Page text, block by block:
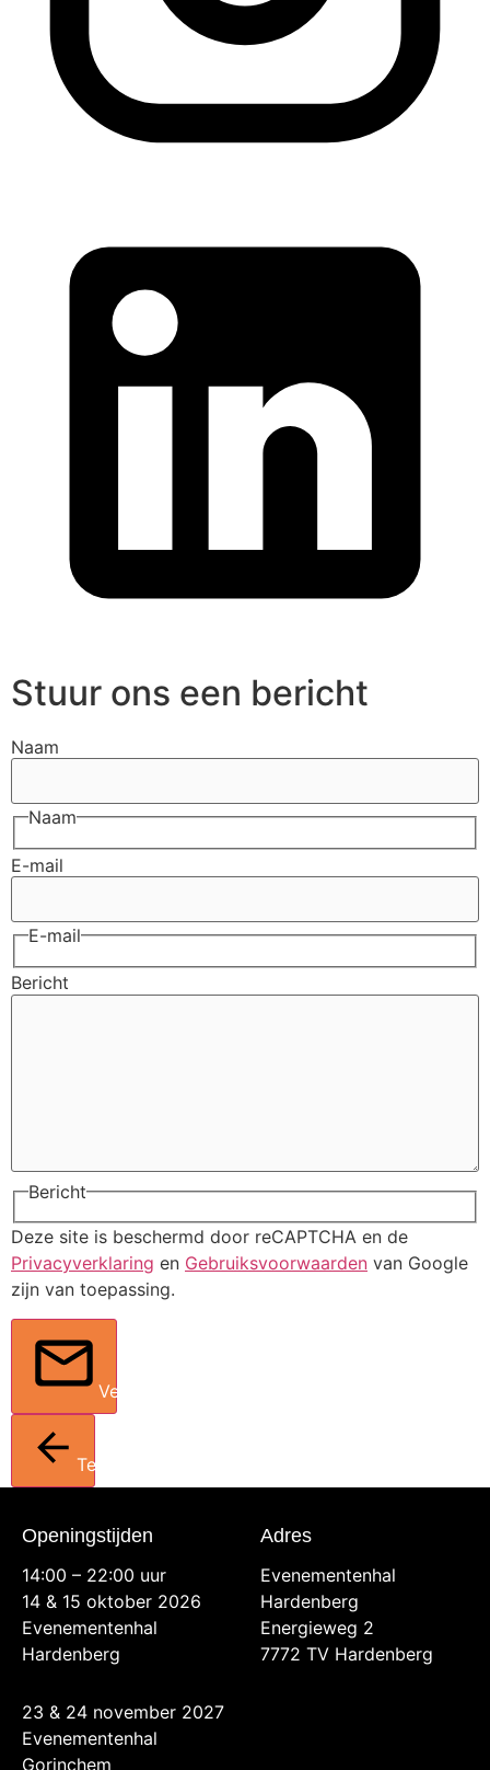
Stuur ons een bericht
Naam
Naam
E-mail
E-mail
Bericht
Bericht
Deze site is beschermd door reCAPTCHA en de
Privacyverklaring en Gebruiksvoorwaarden van Google
zijn van toepassing.
Verstuur
Terug
Openingstijden
14:00 – 22:00 uur
14 & 15 oktober 2026
Evenementenhal
Hardenberg
23 & 24 november 2027
Evenementenhal
Gorinchem
Adres
Evenementenhal
Hardenberg
Energieweg 2
7772 TV Hardenberg